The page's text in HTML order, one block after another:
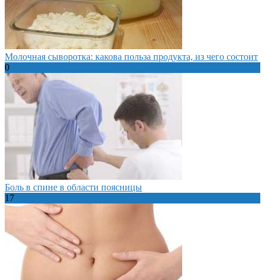
Молочная сыворотка: какова польза продукта, из чего состоит
0
Боль в спине в области поясницы
17